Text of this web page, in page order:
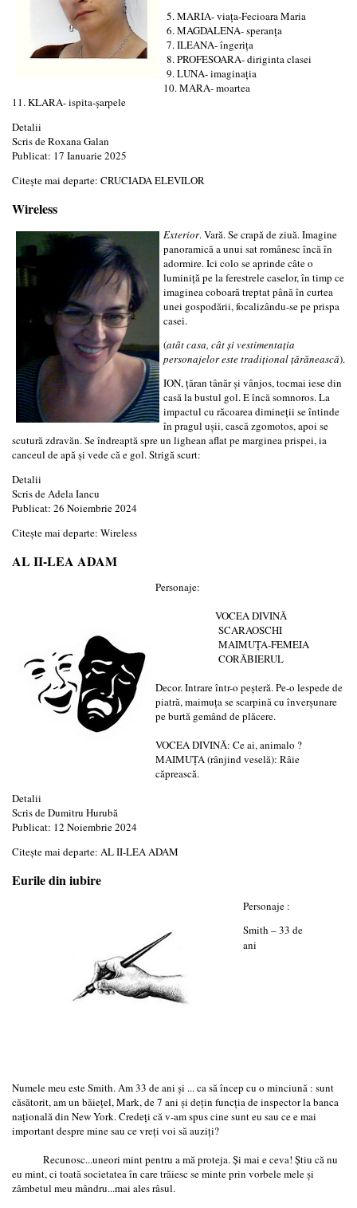
5. MARIA- viața-Fecioara Maria
6. MAGDALENA- speranța
7. ILEANA- îngerița
8. PROFESOARA- diriginta clasei
9. LUNA- imaginația
10. MARA- moartea
11. KLARA- ispita-șarpele
Detalii
Scris deRoxana Galan
Publicat: 17 Ianuarie 2025
Citește mai departe: CRUCIADA ELEVILOR
Wireless
Exterior. Vară. Se crapă de ziuă. Imagine
panoramică a unui sat românesc încă în
adormire. Ici colo se aprinde câte o
luminiţă pe la ferestrele caselor, în timp ce
imaginea coboară treptat până în curtea
unei gospodării, focalizându-se pe prispa
casei.
(atât casa, cât şi vestimentaţia
personajelor este tradiţional ţărănească).
ION, ţăran tânăr şi vânjos, tocmai iese din
casă la bustul gol. E încă somnoros. La
impactul cu răcoarea dimineţii se întinde
în pragul uşii, cască zgomotos, apoi se
scutură zdravăn. Se îndreaptă spre un lighean aflat pe marginea prispei, ia
canceul de apă şi vede că e gol. Strigă scurt:
Detalii
Scris deAdela Iancu
Publicat: 26 Noiembrie 2024
Citește mai departe: Wireless
AL II-LEA ADAM
Personaje:
VOCEA DIVINĂ
SCARAOSCHI
MAIMUŢA-FEMEIA
CORĂBIERUL
Decor. Intrare într-o peşteră. Pe-o lespede de
piatră, maimuţa se scarpină cu înverşunare
pe burtă gemând de plăcere.
VOCEA DIVINĂ: Ce ai, animalo ?
MAIMUŢA (rânjind veselă): Râie
căprească.
Detalii
Scris deDumitru Hurubă
Publicat: 12 Noiembrie 2024
Citește mai departe: AL II-LEA ADAM
Eurile din iubire
Personaje :
Smith – 33 de
ani
Numele meu este Smith. Am 33 de ani şi ... ca să încep cu o minciună : sunt
căsătorit, am un băieţel, Mark, de 7 ani şi deţin funcţia de inspector la banca
naţională din New York. Credeţi că v-am spus cine sunt eu sau ce e mai
important despre mine sau ce vreţi voi să auziţi?
Recunosc...uneori mint pentru a mă proteja. Şi mai e ceva! Ştiu că nu
eu mint, ci toată societatea în care trăiesc se minte prin vorbele mele şi
zâmbetul meu mândru...mai ales râsul.